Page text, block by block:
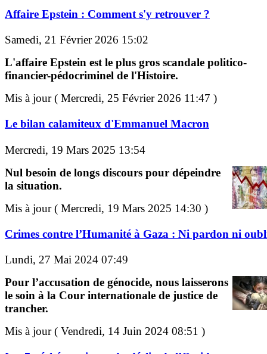
Affaire Epstein : Comment s'y retrouver ?
Samedi, 21 Février 2026 15:02
L'affaire Epstein est le plus gros scandale politico-
financier-pédocriminel de l'Histoire.
Mis à jour ( Mercredi, 25 Février 2026 11:47 )
Le bilan calamiteux d'Emmanuel Macron
Mercredi, 19 Mars 2025 13:54
Nul besoin de longs discours pour dépeindre
la situation.
Mis à jour ( Mercredi, 19 Mars 2025 14:30 )
Crimes contre l’Humanité à Gaza : Ni pardon ni
Lundi, 27 Mai 2024 07:49
Pour l’accusation de génocide, nous laisserons
le soin à la Cour internationale de justice de
trancher.
Mis à jour ( Vendredi, 14 Juin 2024 08:51 )